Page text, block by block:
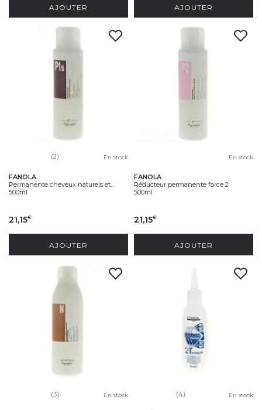
AJOUTER AJOUTER
(2) En stock
FANOLA
Permanente cheveux naturels et...
500ml
21,15€
AJOUTER
En stock
FANOLA
Réducteur permanente force 2
500ml
21,15€
AJOUTER
(3) En stock (4) En stock